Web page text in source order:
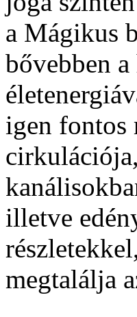
a Mágikus
bővebben
igen fontos
illetve
megtalálja